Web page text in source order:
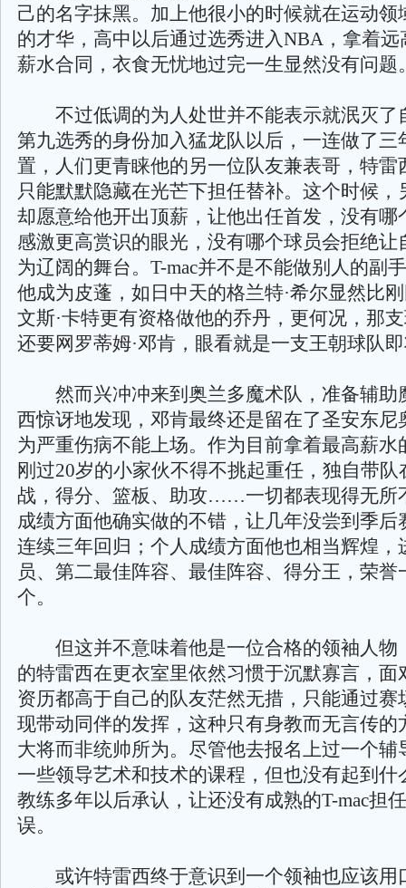
己的名字抹黑。加上他很小的时候就在运动领
的才华，高中以后通过选秀进入NBA，拿着远
薪水合同，衣食无忧地过完一生显然没有问题
不过低调的为人处世并不能表示就泯灭了
第九选秀的身份加入猛龙队以后，一连做了三
置，人们更青睐他的另一位队友兼表哥，特雷
只能默默隐藏在光芒下担任替补。这个时候，
却愿意给他开出顶薪，让他出任首发，没有哪
感激更高赏识的眼光，没有哪个球员会拒绝让
为辽阔的舞台。T-mac并不是不能做别人的副
他成为皮蓬，如日中天的格兰特·希尔显然比
文斯·卡特更有资格做他的乔丹，更何况，那
还要网罗蒂姆·邓肯，眼看就是一支王朝球队
然而兴冲冲来到奥兰多魔术队，准备辅助
西惊讶地发现，邓肯最终还是留在了圣安东尼
为严重伤病不能上场。作为目前拿着最高薪水
刚过20岁的小家伙不得不挑起重任，独自带队
战，得分、篮板、助攻……一切都表现得无所
成绩方面他确实做的不错，让几年没尝到季后
连续三年回归；个人成绩方面他也相当辉煌，
员、第二最佳阵容、最佳阵容、得分王，荣誉
个。
但这并不意味着他是一位合格的领袖人物
的特雷西在更衣室里依然习惯于沉默寡言，面
资历都高于自己的队友茫然无措，只能通过赛
现带动同伴的发挥，这种只有身教而无言传的
大将而非统帅所为。尽管他去报名上过一个辅
一些领导艺术和技术的课程，但也没有起到什
教练多年以后承认，让还没有成熟的T-mac担
误。
或许特雷西终于意识到一个领袖也应该用